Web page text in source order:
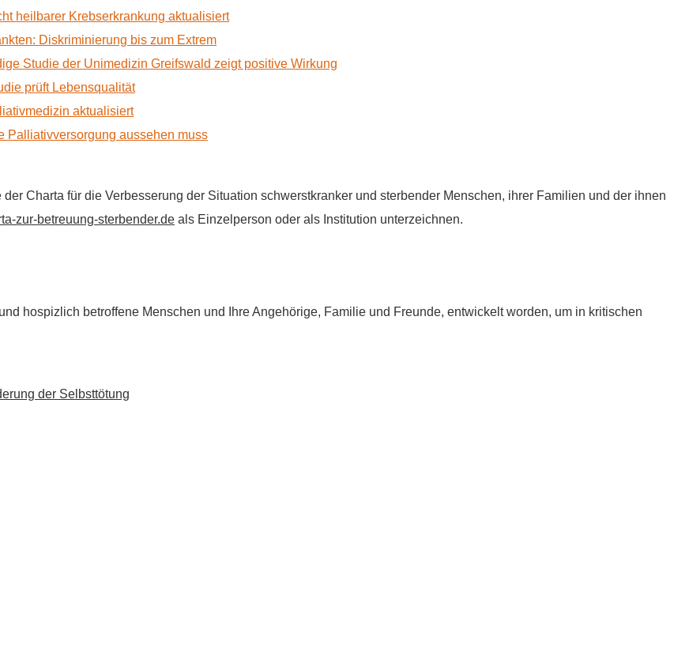
heilbarer Krebserkrankung aktualisiert
Diskriminierung bis zum Extrem
Studie der Unimedizin Greifswald zeigt positive Wirkung
prüft Lebensqualität
aktualisiert
Palliativversorgung aussehen muss
Charta für die Verbesserung der Situation schwerstkranker und sterbender Menschen, ihrer Familien und der ihnen
zur-betreuung-sterbender.de als Einzelperson oder als Institution unterzeichnen.
hospizlich betroffene Menschen und Ihre Angehörige, Familie und Freunde, entwickelt worden, um in kritischen
der Selbsttötung